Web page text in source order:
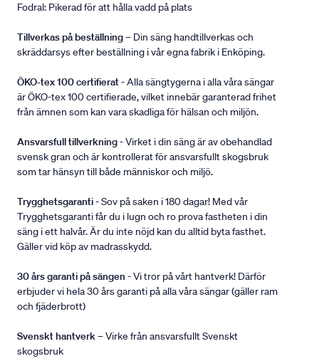
Fodral: Pikerad för att hålla vadd på plats
Tillverkas på beställning– Din säng handtillverkas och
skräddarsys efter beställning i vår egna fabrik i Enköping.
ÖKO-tex 100 certifierat- Alla sängtygerna i alla våra sängar
är ÖKO-tex 100 certifierade, vilket innebär garanterad frihet
från ämnen som kan vara skadliga för hälsan och miljön.
Ansvarsfull tillverkning- Virket i din säng är av obehandlad
svensk gran och är kontrollerat för ansvarsfullt skogsbruk
som tar hänsyn till både människor och miljö.
Trygghetsgaranti- Sov på saken i 180 dagar! Med vår
Trygghetsgaranti får du i lugn och ro prova fastheten i din
säng i ett halvår. Är du inte nöjd kan du alltid byta fasthet.
Gäller vid köp av madrasskydd.
30 års garanti på sängen - Vi tror på vårt hantverk! Därför
erbjuder vi hela 30 års garanti på alla våra sängar (gäller ram
och fjäderbrott)
Svenskt hantverk– Virke från ansvarsfullt Svenskt
skogsbruk